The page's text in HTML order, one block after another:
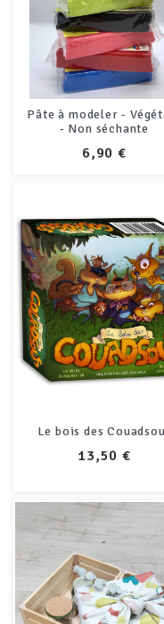
Pâte à modeler -
- Non séchante
PRIX
6,90 €
Le bois des
PRIX
13,50 €